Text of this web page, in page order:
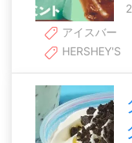
アイスバー
HERSHEY'S